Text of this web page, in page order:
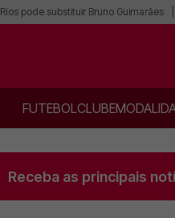
Ríos pode substituir Bruno Guimarães
FUTEBOLCLUBE
Receba as principais